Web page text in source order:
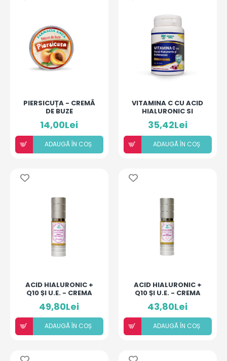
PIERSICUȚA - CREMĂ
DE BUZE
REPARATOARE
14,00Lei
ADAUGÃ ÎN COȘ
VITAMINA C CU ACID
HIALURONIC SI
ECHINACEA
35,42Lei
ADAUGÃ ÎN COȘ
ACID HIALURONIC +
Q10 ȘI U.E. - CREMA
REVITALIZANTĂ DE
NOAPTE
49,80Lei
ADAUGÃ ÎN COȘ
ACID HIALURONIC +
Q10 ȘI U.E. - CREMA
REVITALIZANTĂ DE ZI
43,80Lei
ADAUGÃ ÎN COȘ